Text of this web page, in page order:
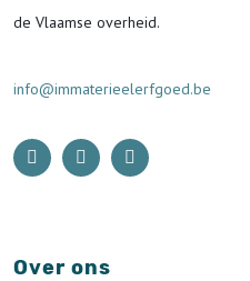
de Vlaamse overheid.
info@immaterieelerfgoed.be
Over ons